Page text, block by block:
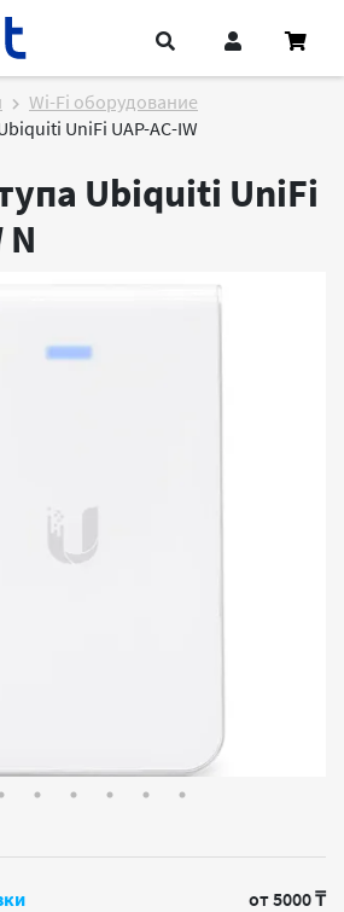
Wi-Fi оборудование
UniFi UAP-AC-IW
Ubiquiti UniFi
N
от 5000 ₸